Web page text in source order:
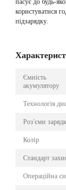
пасує до будь-
користуватися
підзарядку.
Ємність
акумулятору
Технологія
Роз'єми
Колір
Стандарт
Операційна